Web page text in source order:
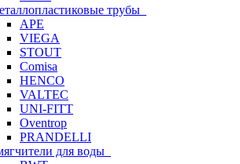
трубы
APE
VIEGA
STOUT
Comisa
HENCO
VALTEC
UNI-FITT
Oventrop
PRANDELLI
для воды